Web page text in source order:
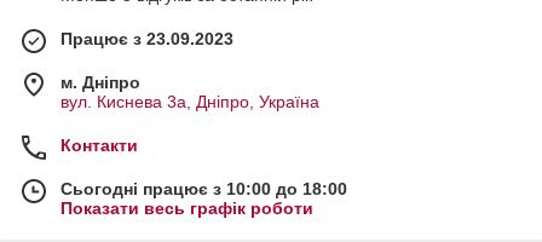
Працює з 23.09.2023
м. Дніпро
вул. Киснева 3а, Дніпро, Україна
Контакти
Сьогодні працює з 10:00 до 18:00
Показати весь графік роботи